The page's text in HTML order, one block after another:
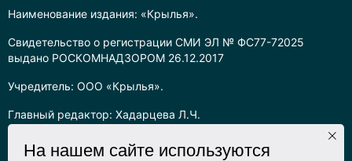
Наименование издания: «Крылья».
Свидетельство о регистрации СМИ ЭЛ № ФС77-72025
выдано РОСКОМНАДЗОРОМ 26.12.2017
Учредитель: ООО «Крылья».
Главный редактор: Хадарцева Л.Ч.
Информация на сайте предназначена для лиц старше 16 лет.
На нашем сайте используются